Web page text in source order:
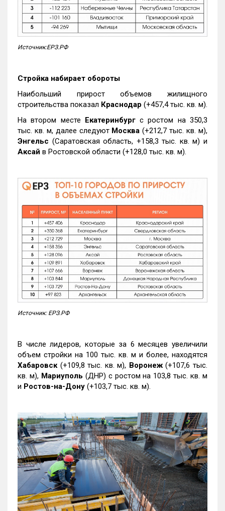
Источник:ЕРЗ.РФ
Стройка набирает обороты
Наибольший прирост объемов жилищного
строительства показал Краснодар (+457,4 тыс. кв. м).
На втором месте Екатеринбургс ростом на 350,3
тыс. кв. м, далее следуют Москва (+212,7 тыс. кв. м),
Энгельс (Саратовская область, +158,3 тыс. кв. м) и
Аксай в Ростовской области (+128,0 тыс. кв. м).
Источник: ЕРЗ.РФ
В числе лидеров, которые за 6 месяцев увеличили
объем стройки на 100 тыс. кв. м и более, находятся
Хабаровск (+109,8 тыс. кв. м), Воронеж(+107,6 тыс.
кв. м), Мариуполь (ДНР) с ростом на 103,8 тыс. кв. м
и Ростов-на-Дону (+103,7 тыс. кв. м).